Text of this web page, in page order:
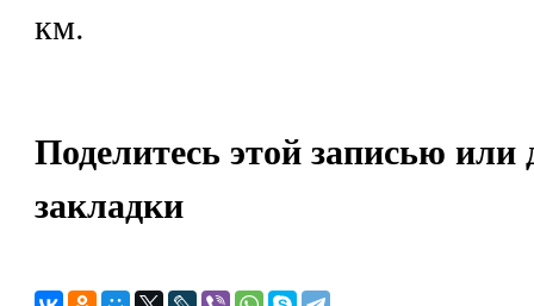
км.
Поделитесь этой записью или
закладки